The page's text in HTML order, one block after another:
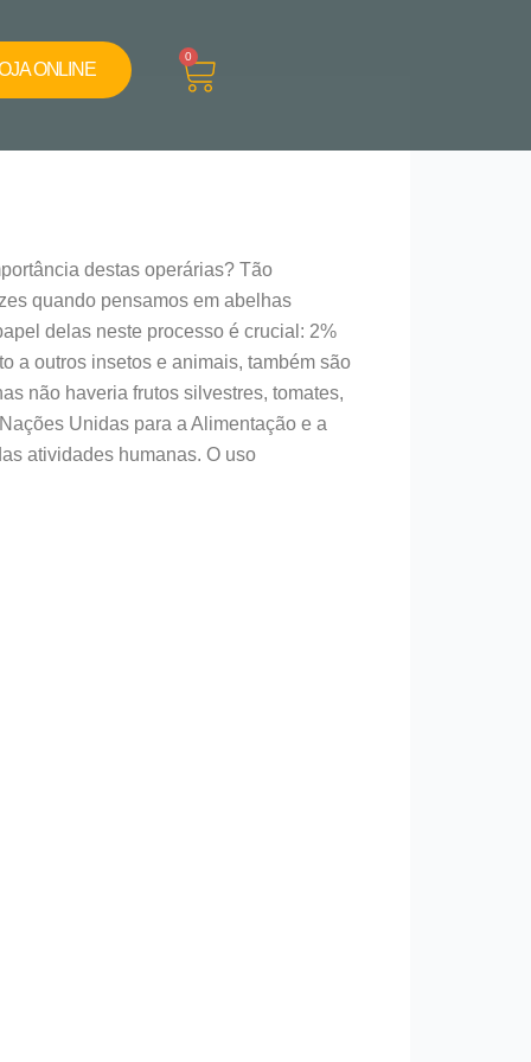
ONLINE
0
Cart
destas operárias? Tão
quando pensamos em abelhas
delas neste processo é crucial: 2%
a outros insetos e animais, também são
não haveria frutos silvestres, tomates,
Unidas para a Alimentação e a
atividades humanas. O uso